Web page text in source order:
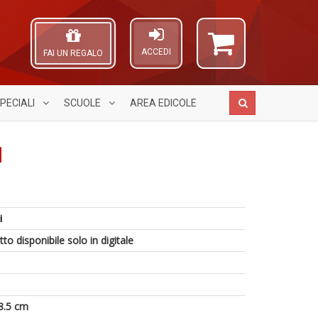
ACCEDI
FAI UN REGALO
SCUOLE AREA EDICOLE
disponibile solo in digitale
cm